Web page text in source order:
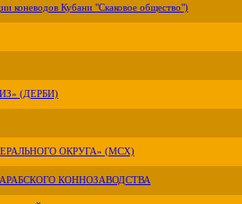
коневодов Кубани "Скаковое общество")
(ДЕРБИ)
ОКРУГА» (МСХ)
КОННОЗАВОДСТВА